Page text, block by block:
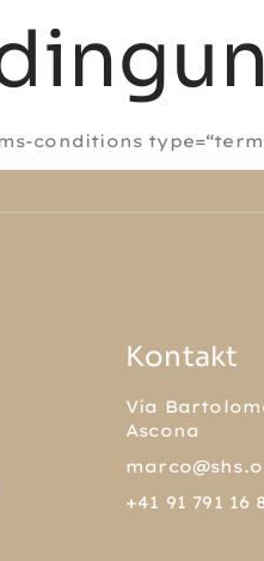
conditions
Kontakt
Via
Ascona
+41 91 791 16